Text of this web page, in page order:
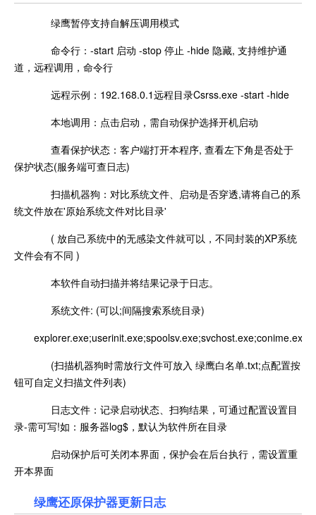
绿鹰暂停支持自解压调用模式
命令行：-start 启动 -stop 停止 -hide 隐藏, 支持维护通
道，远程调用，命令行
远程示例：192.168.0.1远程目录Csrss.exe -start -hide
本地调用：点击启动，需自动保护选择开机启动
查看保护状态：客户端打开本程序, 查看左下角是否处于
保护状态(服务端可查日志)
扫描机器狗：对比系统文件、启动是否穿透,请将自己的系
统文件放在'原始系统文件对比目录'
( 放自己系统中的无感染文件就可以，不同封装的XP系统
文件会有不同 )
本软件自动扫描并将结果记录于日志。
系统文件: (可以;间隔搜索系统目录)
(扫描机器狗时需放行文件可放入 绿鹰白名单.txt;点配置按
钮可自定义扫描文件列表)
日志文件：记录启动状态、扫狗结果，可通过配置设置目
录-需可写!如：服务器log$，默认为软件所在目录
启动保护后可关闭本界面，保护会在后台执行，需设置重
开本界面
绿鹰还原保护器更新日志